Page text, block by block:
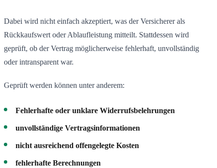
Dabei wird nicht einfach akzeptiert, was der Versicherer als
Rückkaufswert oder Ablaufleistung mitteilt. Stattdessen wird
geprüft, ob der Vertrag möglicherweise fehlerhaft, unvollständig
oder intransparent war.
Geprüft werden können unter anderem:
Fehlerhafte oder unklare Widerrufsbelehrungen
unvollständige Vertragsinformationen
nicht ausreichend offengelegte Kosten
fehlerhafte Berechnungen